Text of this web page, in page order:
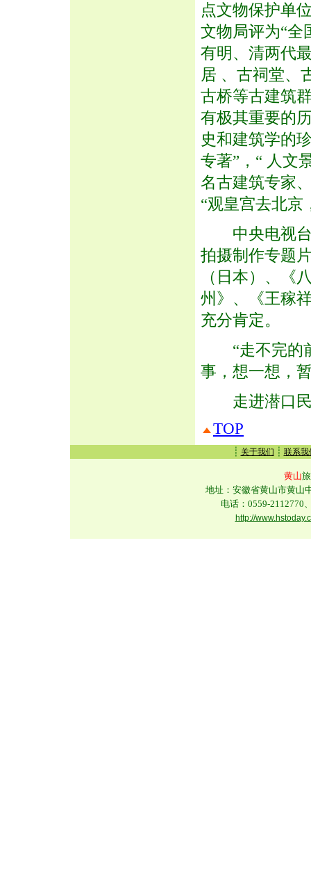
点文物保护单
文物局评为“全
有明、清两代
居 、古祠堂、
古桥等古建筑
有极其重要的
史和建筑学的
专著”，“ 人文
名古建筑专家
“观皇宫去北京
中央电视台
拍摄制作专题
（日本）、《
州》、《王稼
充分肯定。
“走不完的前
事，想一想，
走进潜口民
TOP
┊ 关于我们 ┊ 联系我
黄山
地址：安徽省黄山市黄山
电话：0559-2112770
http://